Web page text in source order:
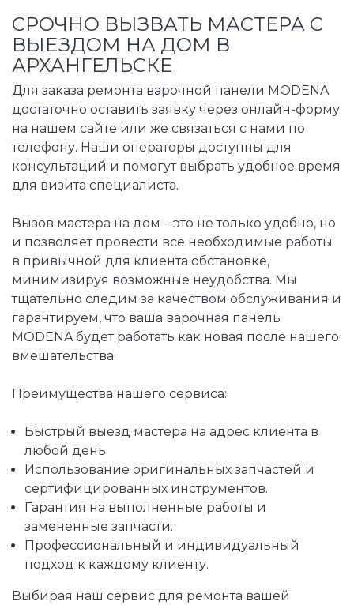
СРОЧНО ВЫЗВАТЬ МАСТЕРА С
ВЫЕЗДОМ НА ДОМ В
АРХАНГЕЛЬСКЕ
Для заказа ремонта варочной панели MODENA
достаточно оставить заявку через онлайн-форму
на нашем сайте или же связаться с нами по
телефону. Наши операторы доступны для
консультаций и помогут выбрать удобное время
для визита специалиста.
Вызов мастера на дом – это не только удобно, но
и позволяет провести все необходимые работы
в привычной для клиента обстановке,
минимизируя возможные неудобства. Мы
тщательно следим за качеством обслуживания и
гарантируем, что ваша варочная панель
MODENA будет работать как новая после нашего
вмешательства.
Преимущества нашего сервиса:
Быстрый выезд мастера на адрес клиента в
любой день.
Использование оригинальных запчастей и
сертифицированных инструментов.
Гарантия на выполненные работы и
замененные запчасти.
Профессиональный и индивидуальный
подход к каждому клиенту.
Выбирая наш сервис для ремонта вашей